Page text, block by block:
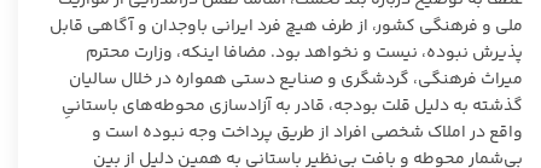
ملی و فرهنگی کشور، از طرف هیچ فرد ایرانی باوجدان و آگاهی قابل
پذیرش نبوده، نیست و نخواهد بود. مضافا اینکه، وزارت محترم
میراث فرهنگی، گردشگری و صنایع دستی همواره در خلال سالیان
گذشته به دلیل قلت بودجه، قادر به آزادسازی محوطه‌های باستانیِ
واقع در املاک شخصی افراد از طریق پرداخت وجه نبوده است و
بی‌شمار محوطه و بافت بی‌نظیر باستانی به همین دلیل از بین